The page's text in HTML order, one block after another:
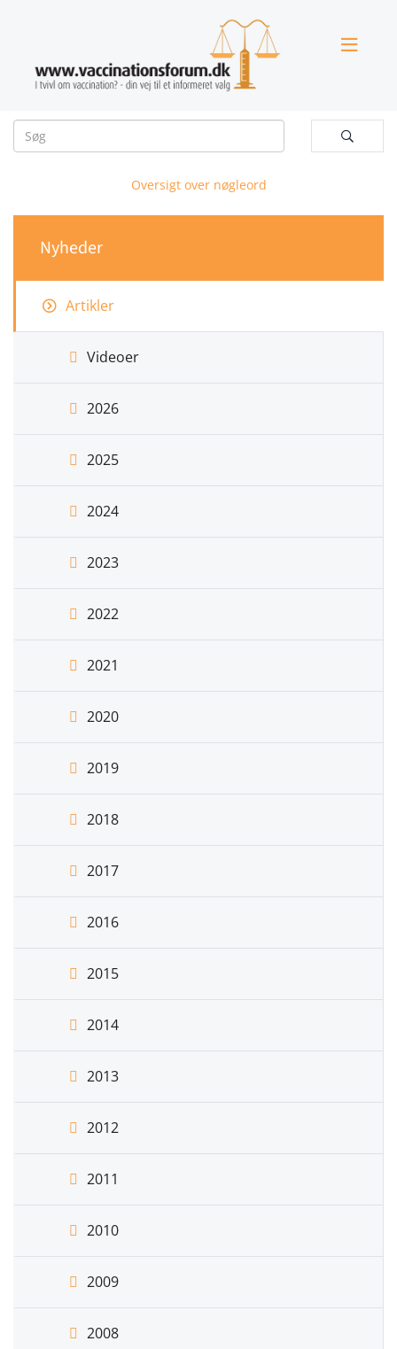


Oversigt over nøgleord
Nyheder
Artikler
Videoer
2026
2025
2024
2023
2022
2021
2020
2019
2018
2017
2016
2015
2014
2013
2012
2011
2010
2009
2008